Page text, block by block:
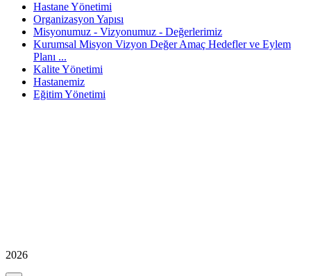
Hastane Yönetimi
Organizasyon Yapısı
Misyonumuz - Vizyonumuz - Değerlerimiz
Kurumsal Misyon Vizyon Değer Amaç Hedefler ve Eylem
Planı ...
Kalite Yönetimi
Hastanemiz
Eğitim Yönetimi
2026